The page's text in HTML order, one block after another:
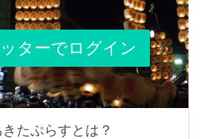
ターでログイン
きたぷらすとは？